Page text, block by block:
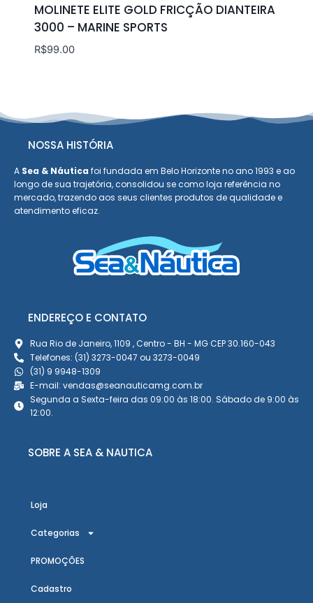
MOLINETE ELITE GOLD FRICÇÃO DIANTEIRA
3000 – MARINE SPORTS
R$99.00
NOSSA HISTÓRIA
A Sea & Náutica foi fundada em Belo Horizonte no ano 1993 e ao
longo de sua trajetória, consolidou se como loja referência no
mercado, trazendo aos seus clientes produtos de qualidade e
atendimento eficaz.
ENDEREÇO E CONTATO
Rua Rio de Janeiro, 1109 , Centro - BH - MG CEP 30.160-043
Telefones: (31) 3273-0047 ou 3273-0049
(31) 9 9948-1309
E-mail: vendas@seanauticamg.com.br
Segunda a Sexta-feira das 09:00 às 18:00. Sábado de 9:00 às
12:00.
SOBRE A SEA & NAUTICA
Loja
Categorias
PROMOÇÕES
Cadastro